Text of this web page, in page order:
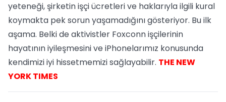
yeteneği, şirketin işçi ücretleri ve haklarıyla ilgili kural
koymakta pek sorun yaşamadığını gösteriyor. Bu ilk
aşama. Belki de aktivistler Foxconn işçilerinin
hayatının iyileşmesini ve iPhonelarımız konusunda
kendimizi iyi hissetmemizi sağlayabilir. THE NEW
YORK TIMES